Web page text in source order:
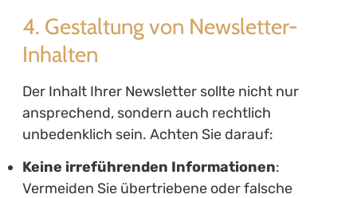
4. Gestaltung von Newsletter-
Inhalten
Der Inhalt Ihrer Newsletter sollte nicht nur
ansprechend, sondern auch rechtlich
unbedenklich sein. Achten Sie darauf:
Keine irreführenden Informationen:
Vermeiden Sie übertriebene oder falsche